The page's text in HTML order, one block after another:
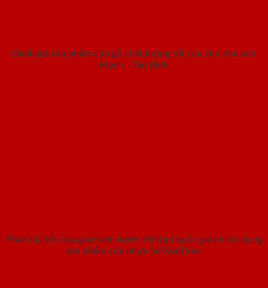
Đánh giá sản phẩm cửa gỗ chất lượng tốt của chủ nhà anh
Mạnh - Tân Bình
Phản hồi tốt của giáo viên luyện thi thpt quốc gia khi sử dụng
sản phẩm cửa nhựa SaiGonDoor